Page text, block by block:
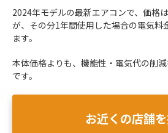
2024年モデルの最新エアコンで、価格
が、その分1年間使用した場合の電気料
ます。
本体価格よりも、機能性・電気代の削
です。
お近くの店舗